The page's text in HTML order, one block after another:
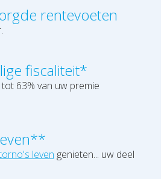
rentevoeten
fiscaliteit*
63% van uw premie
leven genieten... uw deel